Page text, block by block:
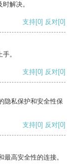
解决。
支持[0] 反对[0]
。
支持[0] 反对[0]
隐私保护和安全性保
支持[0] 反对[0]
高安全性的连接。